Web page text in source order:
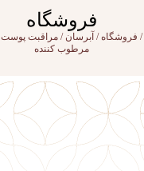
فروشگاه
/ فروشگاه/ آبرسان / مراقبت پوست
مرطوب کننده